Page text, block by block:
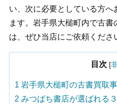
い、次に必要としている方
ます。岩手県大槌町内で古
は、ぜひ当店にご依頼くださ
目次 [
1 岩手県大槌町の古書買取
2 みつばち書店が選ばれる